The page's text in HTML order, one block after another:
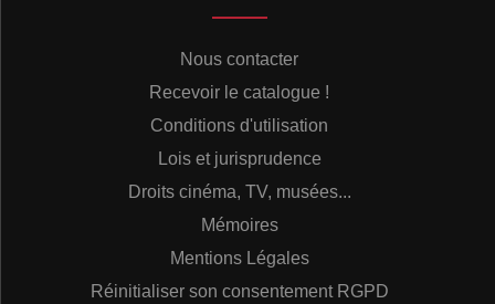
l’accordéon au sein du Trio Seibano dans les
saxophoniste Nemours Jean Baptiste, qui est considéré
comme le créateur du « compas » haïtien, c’est Richard
Cromwell « Mandy » Mandres lui officie auprès de ses
cousins les Talbot Brothers. Angel Viloria est bien celui
qui imposera, de 1950 à 1953, le merengue en
République Dominicaine et jusqu’en Colombie et aux
Etats-Unis. Assis sur un trio de base composé de
l’accordéon, du tambura (double tambour à peau de
chèvre) et de la guïra (instrument de percussion de
Nous contacter
Recevoir le catalogue !
Conditions d'utilisation
Lois et jurisprudence
Droits cinéma, TV, musées...
Mémoires
Mentions Légales
Réinitialiser son consentement RGPD